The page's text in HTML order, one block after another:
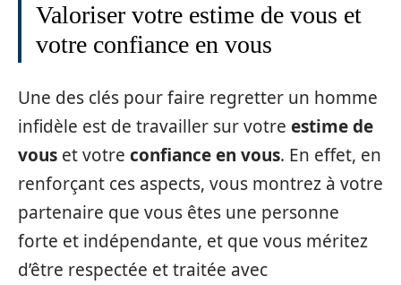
Valoriser votre estime de vous et
votre confiance en vous
Une des clés pour faire regretter un homme
infidèle est de travailler sur votre estime de
vous et votre confiance en vous. En effet, en
renforçant ces aspects, vous montrez à votre
partenaire que vous êtes une personne
forte et indépendante, et que vous méritez
d’être respectée et traitée avec